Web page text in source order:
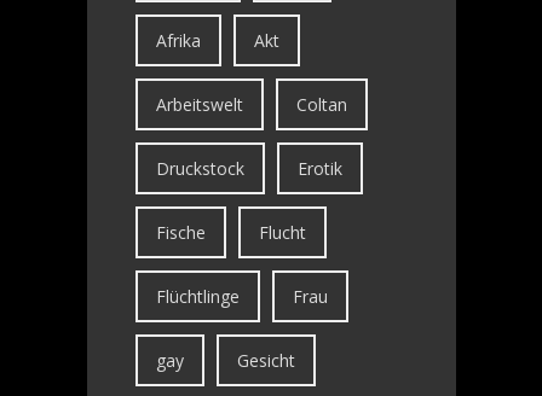
Afrika Akt
Arbeitswelt Coltan
Druckstock Erotik
Fische Flucht
Flüchtlinge Frau
gay Gesicht